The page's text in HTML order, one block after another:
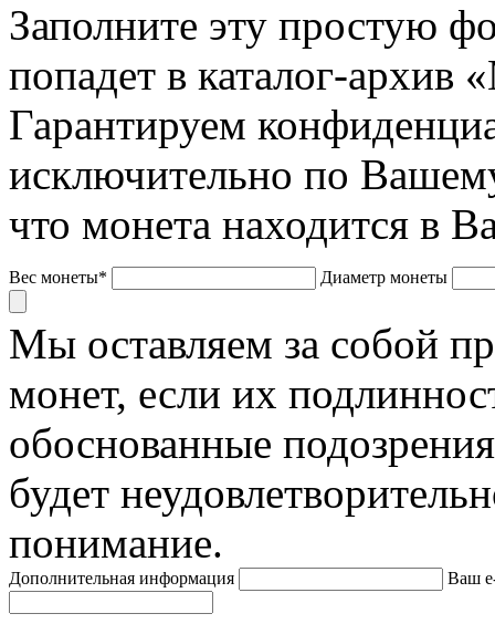
Заполните эту простую
попадет в каталог-архив
Гарантируем
исключительно по
что монета находится в
Вес монеты* Диаметр монеты
Мы оставляем за собой
монет, если их
обоснованные
будет
понимание.
Дополнительная информация Ваш